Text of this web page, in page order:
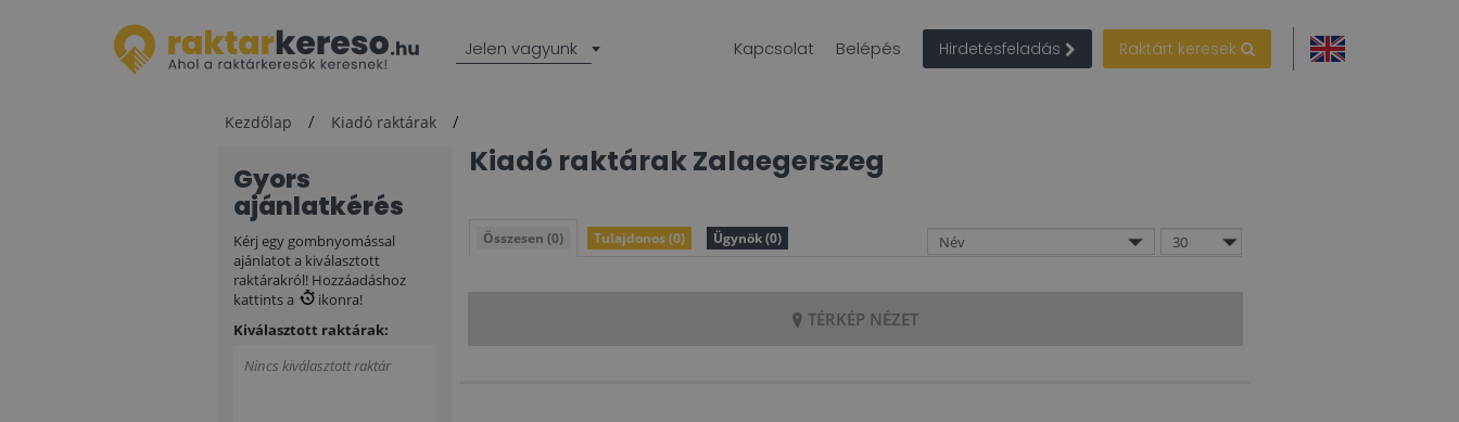
Jelen vagyunk Kapcsolat Belépés Hirdetésfeladás Raktárt keresek
Kezdőlap Kiadó raktárak
Gyors
ajánlatkérés
Kérj egy gombnyomással
ajánlatot a kiválasztott
raktárakról! Hozzáadáshoz
kattints a
ikonra!
Kiválasztott raktárak:
Nincs kiválasztott raktár
Kiadó raktárakZalaegerszeg
Összesen (0) Tulajdonos (0) Ügynök (0)
TÉRKÉP NÉZET